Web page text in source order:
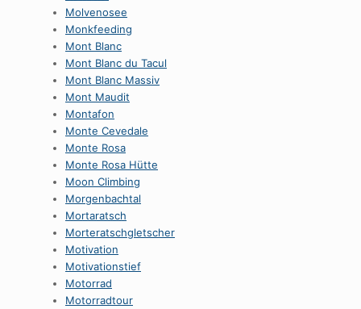
Molvenosee
Monkfeeding
Mont Blanc
Mont Blanc du Tacul
Mont Blanc Massiv
Mont Maudit
Montafon
Monte Cevedale
Monte Rosa
Monte Rosa Hütte
Moon Climbing
Morgenbachtal
Mortaratsch
Morteratschgletscher
Motivation
Motivationstief
Motorrad
Motorradtour